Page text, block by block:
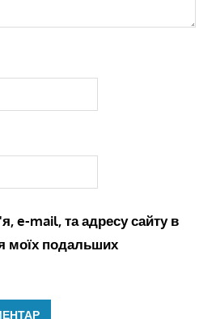
e-mail, та адресу сайту в
моїх подальших